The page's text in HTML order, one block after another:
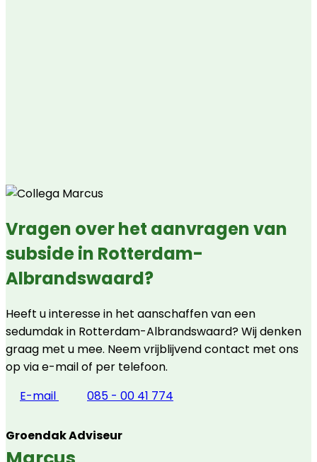
Vragen over het aanvragen van
subside in Rotterdam-
Albrandswaard?
Heeft u interesse in het aanschaffen van een
sedumdak in Rotterdam-Albrandswaard? Wij denken
graag met u mee. Neem vrijblijvend contact met ons
op via e-mail of per telefoon.
E-mail
085 - 00 41 774
Groendak Adviseur